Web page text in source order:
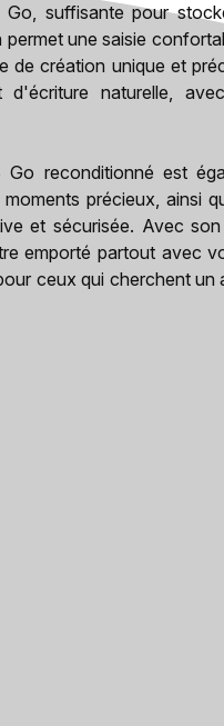
suffisante pour
une saisie
de création unique et
naturelle,
reconditionné est
précieux, ainsi
et sécurisée. Avec
emporté partout avec
ceux qui cherchent